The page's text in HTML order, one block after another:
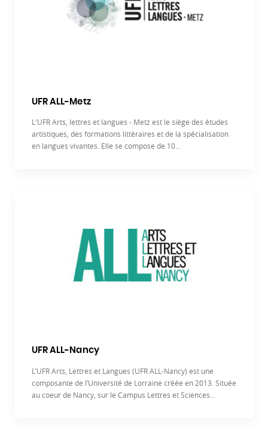
UFR ALL-Metz
L'UFR Arts, lettres et langues - Metz est le siège des études
artistiques, des formations littéraires et de la spécialisation
en langues vivantes. Elle se compose de 10...
UFR ALL-Nancy
L’UFR Arts, Lettres et Langues (UFR ALL-Nancy) est une
composante de l’Université de Lorraine créée en 2013. Située
au coeur de Nancy, sur le Campus Lettres et Sciences...